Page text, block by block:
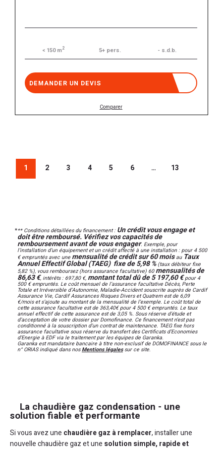
< 150 m2 5+ pers. - s.d.b.
DEMANDER UN DEVIS
Comparer
1 2 3 4 5 6 … 13
*** Conditions détaillées du financement : Un crédit vous engage et
doit être remboursé. Vérifiez vos capacités de
remboursement avant de vous engager. Exemple, pour
l’installation d’un équipement et un crédit affecté à une installation : pour 4 500
€ empruntés avec une mensualité de crédit sur 60 moisau Taux
Annuel Effectif Global (TAEG) fixe de 5,98 %(taux débiteur fixe
5,82 %), vous remboursez (hors assurance facultative) 60mensualités de
86,63 €, intérêts : 697,80 €, montant total dû de 5 197,60 €pour 4
500 € empruntés. Le coût mensuel de l’assurance facultative Décès, Perte
Totale et Irréversible d’Autonomie, Maladie-Accident souscrite auprès de Cardif
Assurance Vie, Cardif Assurances Risques Divers et Quatrem est de 6,09
€/mois et s’ajoute au montant de la mensualité de l’exemple. Le coût total de
cette assurance facultative est de 363,40€ pour 4 500 € empruntés. Le taux
annuel effectif de cette assurance est de 3,05 %. Sous réserve d’étude et
d’acceptation de votre dossier par Domofinance. Ce financement n’est pas
conditionné à la souscription d’un contrat de maintenance. TAEG fixe hors
assurance facultative sous réserve du transfert des Certificats d’Economies
d’Energie à EDF via le traitement par les équipes de Garanka.
Garanka est mandataire bancaire à titre non-exclusif de DOMOFINANCE sous le
n° ORIAS indiqué dans nosMentions légalessur ce site.
La chaudière gaz condensation - une
solution fiable et performante
Si vous avez une chaudière gaz à remplacer, installer une
nouvelle chaudière gaz et une solution simple, rapide et